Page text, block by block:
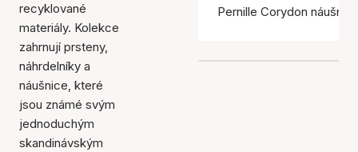
recyklované
materiály. Kolekce
zahrnují prsteny,
náhrdelníky a
náušnice, které
jsou známé svým
jednoduchým
skandinávským
Pernille Corydon